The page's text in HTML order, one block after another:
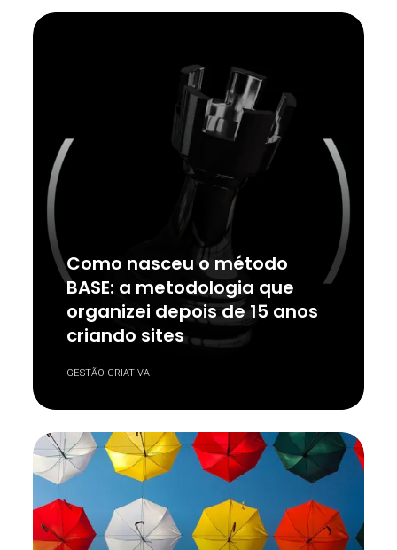
Como nasceu o método
BASE: a metodologia que
organizei depois de 15 anos
criando sites
GESTÃO CRIATIVA